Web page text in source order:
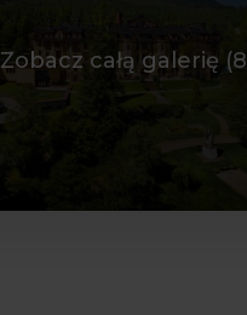
Zobacz całą galerię (8